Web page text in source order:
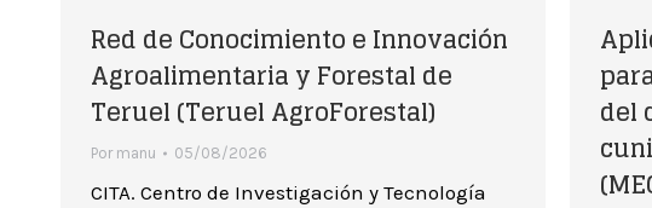
Red de Conocimiento e Innovación
Agroalimentaria y Forestal de
Teruel (Teruel AgroForestal)
Por manu 05/08/2026
CITA. Centro de Investigación y Tecnología
del